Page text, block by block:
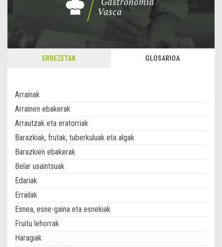
ERREZETAK GLOSARIOA
Arrainak
Arrainen ebakerak
Arrautzak eta eratorriak
Barazkiak, frutak, tuberkuluak eta algak
Barazkien ebakerak
Belar usaintsuak
Edariak
Errailak
Esnea, esne-gaina eta esnekiak
Fruitu lehorrak
Haragiak